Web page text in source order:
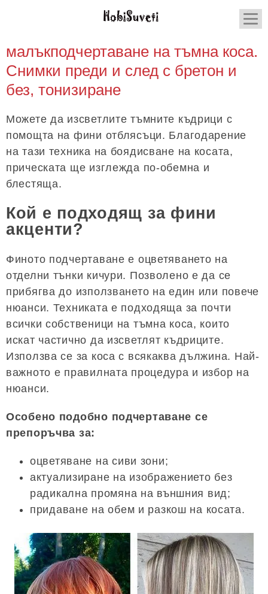
малъкподчертаване на тъмна коса.
Снимки преди и след с бретон и
без, тонизиране
Можете да изсветлите тъмните къдрици с
помощта на фини отблясъци. Благодарение
на тази техника на боядисване на косата,
прическата ще изглежда по-обемна и
блестяща.
Кой е подходящ за фини
акценти?
Финото подчертаване е оцветяването на
отделни тънки кичури. Позволено е да се
прибягва до използването на един или повече
нюанси. Техниката е подходяща за почти
всички собственици на тъмна коса, които
искат частично да изсветлят къдриците.
Използва се за коса с всякаква дължина. Най-
важното е правилната процедура и избор на
нюанси.
Особено подобно подчертаване се
препоръчва за:
оцветяване на сиви зони;
актуализиране на изображението без
радикална промяна на външния вид;
придаване на обем и разкош на косата.